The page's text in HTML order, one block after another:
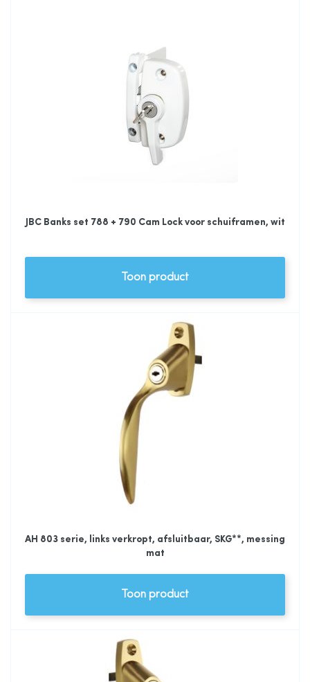
JBC Banks set 788 + 790 Cam Lock voor schuiframen, wit
Toon product
AH 803 serie, links verkropt, afsluitbaar, SKG**, messing
mat
Toon product